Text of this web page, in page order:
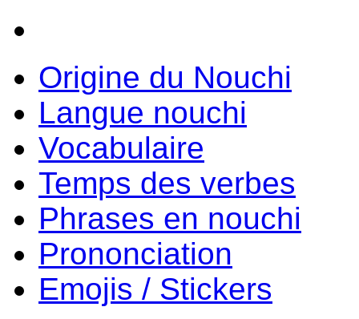
Origine du Nouchi
Langue nouchi
Vocabulaire
Temps des verbes
Phrases en nouchi
Prononciation
Emojis / Stickers